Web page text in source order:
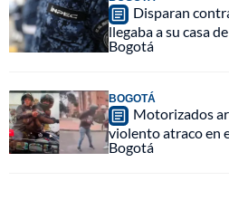
Disparan
llegaba a su casa
Bogotá
BOGOTÁ
Motorizados
violento atraco en
Bogotá